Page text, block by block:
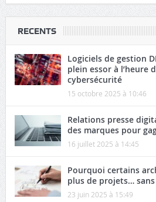
RECENTS
Logiciels de gestion
plein essor à l’heure
cybersécurité
15 octobre 2025 à 10:46
Relations presse
des marques pour
16 juillet 2025 à 14:45
Pourquoi certains
plus de projets…
23 juin 2025 à 15:49